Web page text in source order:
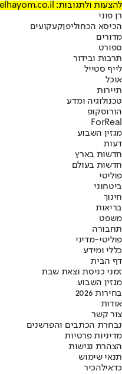
להצעות ולתגובות: Ranp@israelhayom.co.il
רן פוני
הכיסא הכחוליפןקעקועים
מדורים
ספורט
תרבות ובידור
לייף סטייל
אוכל
תיירות
טכנולוגיה ומדע
הורוסקופ
ForReal
מגזין השבוע
דעות
חדשות בארץ
חדשות בעולם
פוליטי
ביטחוני
חינוך
בריאות
משפט
תחבורה
פוליטי-מדיני
כללי ומידע
דף הבית
זמני כניסת וצאת שבת
מגזין השבוע
בחירות 2026
אודות
צור קשר
נבחרת הכתבים והפרשנים
מדיניות פרטיות
הצהרת נגישות
תנאי שימוש
כדאילהכיר